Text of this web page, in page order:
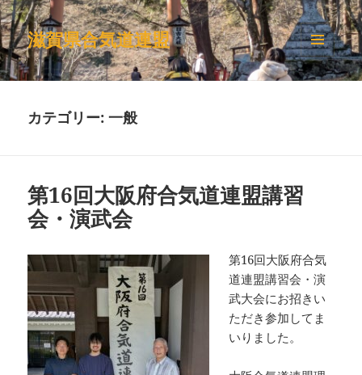
滋賀県合気道連盟
メニュ
ーとウ
カテゴリー:一般
第16回大阪府合気道連盟講習
会・演武会
第16回大阪府合気
道連盟講習会・演
武大会にお招きい
ただき参加してま
いりました。